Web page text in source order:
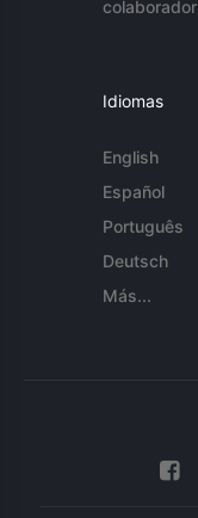
colaborador
Idiomas
English
Español
Português
Deutsch
Más...